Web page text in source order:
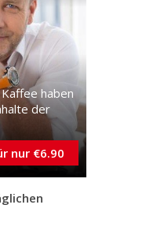
haben
der
nur €6.90